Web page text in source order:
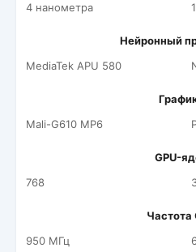
4 нанометра
Нейронный
MediaTek APU 580
Mali-G610 MP6
GPU-
768
Частота
950 МГц